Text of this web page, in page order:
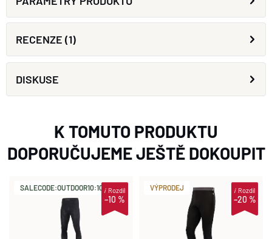
RECENZE (1)
DISKUSE
K TOMUTO PRODUKTU
DOPORUČUJEME JEŠTĚ DOKOUPIT
SALECODE:OUTDOOR10:10:%
–10 %
iRozdíl VÝPRODEJ
–20 %
iRozdíl